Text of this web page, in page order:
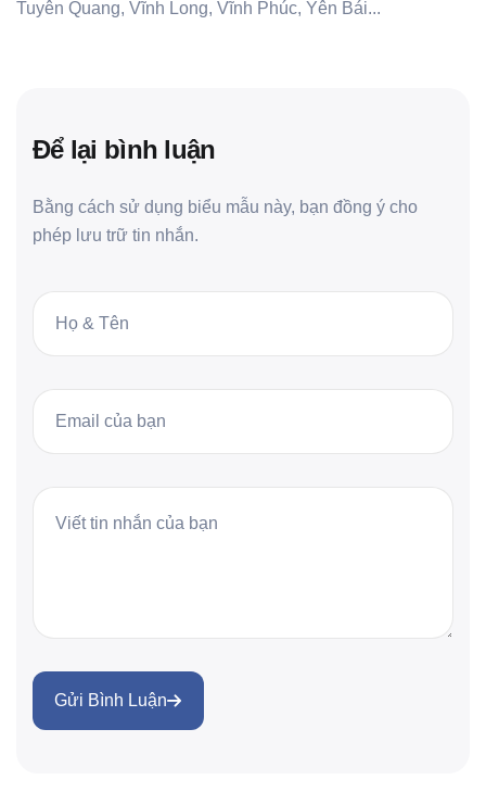
Tuyên Quang, Vĩnh Long, Vĩnh Phúc, Yên Bái...
Để lại bình luận
Bằng cách sử dụng biểu mẫu này, bạn đồng ý cho
phép lưu trữ tin nhắn.
Gửi Bình Luận